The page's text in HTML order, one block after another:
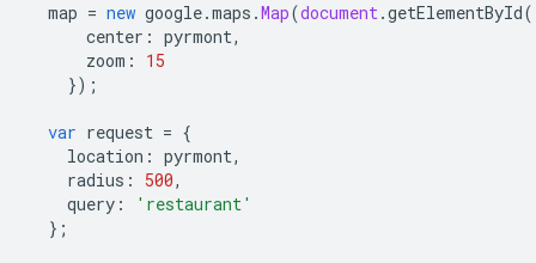
map = new google.maps .Map(document.getElementById(
center : pyrmont,
zoom :
15
});
var request = {
location : pyrmont,
radius : 500,
query :
'restaurant'
};